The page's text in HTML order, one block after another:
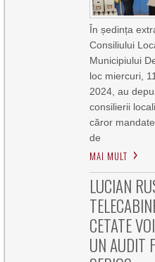
În ședința
Consiliului
Municipiului
loc miercuri,
2024, au
consilierii
căror
de
MAI MULT
LUCIAN
CETATE
UN AUDIT